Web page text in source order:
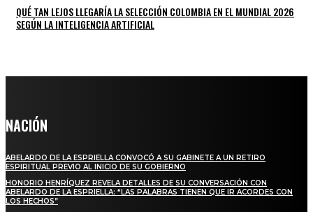
QUÉ TAN LEJOS LLEGARÍA LA SELECCIÓN COLOMBIA EN EL MUNDIAL 2026
SEGÚN LA INTELIGENCIA ARTIFICIAL
NACIÓN
ABELARDO DE LA ESPRIELLA CONVOCÓ A SU GABINETE A UN RETIRO
ESPIRITUAL PREVIO AL INICIO DE SU GOBIERNO
HONORIO HENRÍQUEZ REVELA DETALLES DE SU CONVERSACIÓN CON
ABELARDO DE LA ESPRIELLA: “LAS PALABRAS TIENEN QUE IR ACORDES CON
LOS HECHOS”